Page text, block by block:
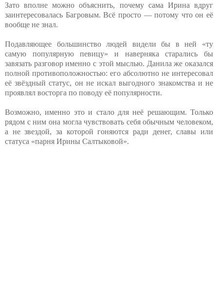
Зато вполне можно объяснить, почему сама Ирина вдруг
заинтересовалась Багровым. Всё просто — потому что он её
вообще не знал.
Подавляющее большинство людей видели бы в ней «ту
самую популярную певицу» и наверняка старались бы
завязать разговор именно с этой мыслью. Данила же оказался
полной противоположностью: его абсолютно не интересовал
её звёздный статус, он не искал выгодного знакомства и не
проявлял восторга по поводу её популярности.
Возможно, именно это и стало для неё решающим. Только
рядом с ним она могла чувствовать себя обычным человеком,
а не звездой, за которой гоняются ради денег, славы или
статуса «парня Ирины Салтыковой».